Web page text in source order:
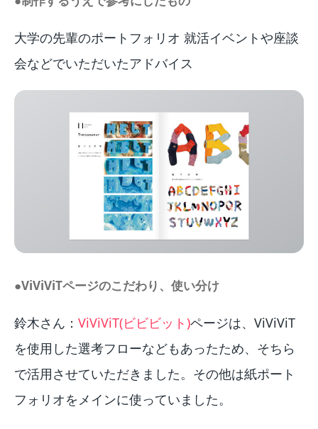
大学の先輩のポートフォリオ 就活イベントや座談
会などでいただいたアドバイス
●ViViViTページのこだわり、使い分け
鈴木さん： ViViViT(ビビビット)ページは、ViViViT
を使用した選考フローなどもあったため、そちら
で活用させていただきました。その他は紙ポート
フォリオをメインに使っていました。